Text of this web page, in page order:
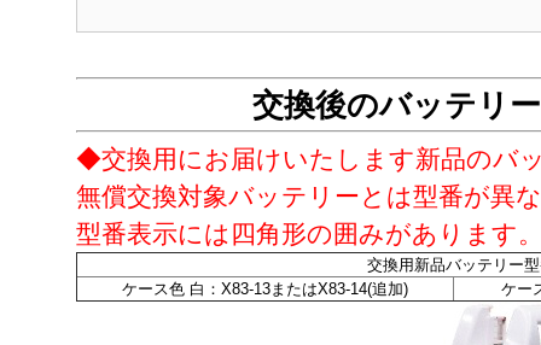
交換後のバッテリ
◆交換用にお届けいたします新品のバ
無償交換対象バッテリーとは型番が異
型番表示には四角形の囲みがあります
交換用新品バッテリー
ケース色 白：X83-13またはX83-14(追加)
ケー